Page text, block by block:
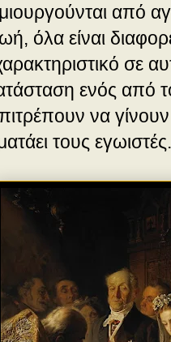
από
όλα είναι
σε
ενός από
να
τους εγωιστές.